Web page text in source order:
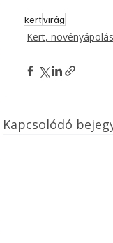
kertvirág
Kert, növényápolás
Kapcsolódó